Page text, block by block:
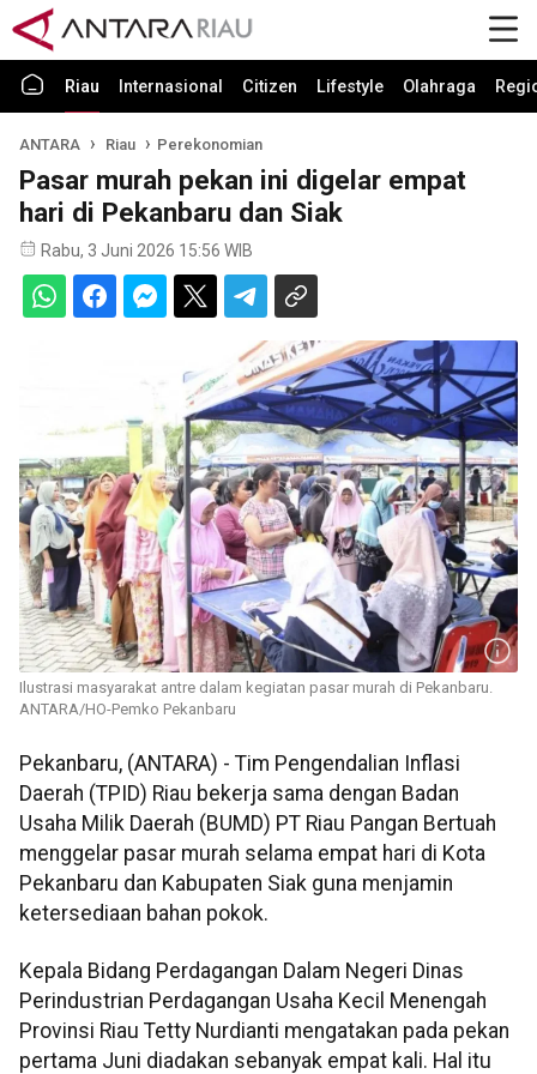
Riau Internasional Citizen Lifestyle Olahraga
ANTARA Riau Perekonomian
Pasar murah pekan ini digelar empat
hari di Pekanbaru dan Siak
Rabu, 3 Juni 2026 15:56 WIB
Ilustrasi masyarakat antre dalam kegiatan pasar murah di Pekanbaru.
ANTARA/HO-Pemko Pekanbaru
Pekanbaru, (ANTARA) - Tim Pengendalian Inflasi
Daerah (TPID) Riau bekerja sama dengan Badan
Usaha Milik Daerah (BUMD) PT Riau Pangan Bertuah
menggelar pasar murah selama empat hari di Kota
Pekanbaru dan Kabupaten Siak guna menjamin
ketersediaan bahan pokok.
Kepala Bidang Perdagangan Dalam Negeri Dinas
Perindustrian Perdagangan Usaha Kecil Menengah
Provinsi Riau Tetty Nurdianti mengatakan pada pekan
pertama Juni diadakan sebanyak empat kali. Hal itu